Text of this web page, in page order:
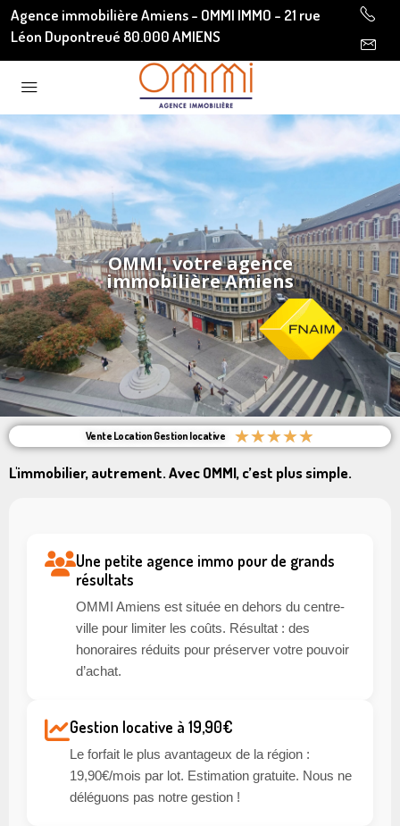
Agence immobilière Amiens - OMMI IMMO - 21 rue
Léon Dupontreué 80.000 AMIENS
OMMI, votre agence
immobilière Amiens
Vente Location Gestion locative ★★★★★
L'immobilier, autrement. Avec OMMI, c’est plus simple.
Une petite agence immo pour de grands
résultats
OMMI Amiens est située en dehors du centre-
ville pour limiter les coûts. Résultat : des
honoraires réduits pour préserver votre pouvoir
d’achat.
Gestion locative à 19,90€
Le forfait le plus avantageux de la région :
19,90€/mois par lot. Estimation gratuite. Nous ne
déléguons pas notre gestion !